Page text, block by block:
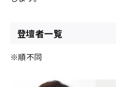
登壇者一覧
※順不同